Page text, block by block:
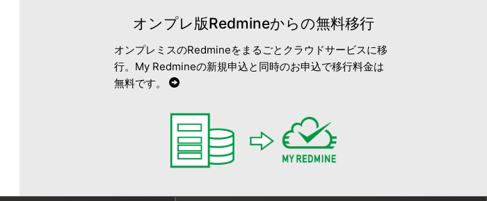
オンプレ版Redmineからの無料移行
オンプレミスのRedmineをまるごとクラウドサービスに移
行。My Redmineの新規申込と同時のお申込で移行料金は
無料です。